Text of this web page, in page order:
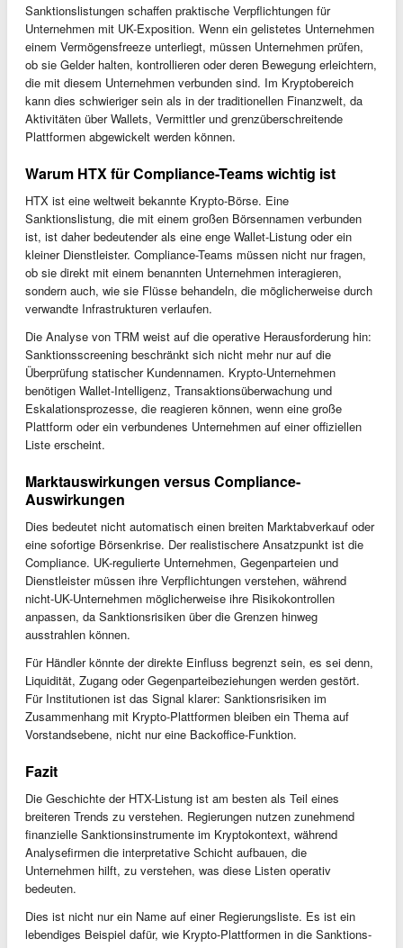
Sanktionslistungen schaffen praktische Verpflichtungen für
Unternehmen mit UK-Exposition. Wenn ein gelistetes Unternehmen
einem Vermögensfreeze unterliegt, müssen Unternehmen prüfen,
ob sie Gelder halten, kontrollieren oder deren Bewegung erleichtern,
die mit diesem Unternehmen verbunden sind. Im Kryptobereich
kann dies schwieriger sein als in der traditionellen Finanzwelt, da
Aktivitäten über Wallets, Vermittler und grenzüberschreitende
Plattformen abgewickelt werden können.
Warum HTX für Compliance-Teams wichtig ist
HTX ist eine weltweit bekannte Krypto-Börse. Eine
Sanktionslistung, die mit einem großen Börsennamen verbunden
ist, ist daher bedeutender als eine enge Wallet-Listung oder ein
kleiner Dienstleister. Compliance-Teams müssen nicht nur fragen,
ob sie direkt mit einem benannten Unternehmen interagieren,
sondern auch, wie sie Flüsse behandeln, die möglicherweise durch
verwandte Infrastrukturen verlaufen.
Die Analyse von TRM weist auf die operative Herausforderung hin:
Sanktionsscreening beschränkt sich nicht mehr nur auf die
Überprüfung statischer Kundennamen. Krypto-Unternehmen
benötigen Wallet-Intelligenz, Transaktionsüberwachung und
Eskalationsprozesse, die reagieren können, wenn eine große
Plattform oder ein verbundenes Unternehmen auf einer offiziellen
Liste erscheint.
Marktauswirkungen versus Compliance-
Auswirkungen
Dies bedeutet nicht automatisch einen breiten Marktabverkauf oder
eine sofortige Börsenkrise. Der realistischere Ansatzpunkt ist die
Compliance. UK-regulierte Unternehmen, Gegenparteien und
Dienstleister müssen ihre Verpflichtungen verstehen, während
nicht-UK-Unternehmen möglicherweise ihre Risikokontrollen
anpassen, da Sanktionsrisiken über die Grenzen hinweg
ausstrahlen können.
Für Händler könnte der direkte Einfluss begrenzt sein, es sei denn,
Liquidität, Zugang oder Gegenparteibeziehungen werden gestört.
Für Institutionen ist das Signal klarer: Sanktionsrisiken im
Zusammenhang mit Krypto-Plattformen bleiben ein Thema auf
Vorstandsebene, nicht nur eine Backoffice-Funktion.
Fazit
Die Geschichte der HTX-Listung ist am besten als Teil eines
breiteren Trends zu verstehen. Regierungen nutzen zunehmend
finanzielle Sanktionsinstrumente im Kryptokontext, während
Analysefirmen die interpretative Schicht aufbauen, die
Unternehmen hilft, zu verstehen, was diese Listen operativ
bedeuten.
Dies ist nicht nur ein Name auf einer Regierungsliste. Es ist ein
lebendiges Beispiel dafür, wie Krypto-Plattformen in die Sanktions-